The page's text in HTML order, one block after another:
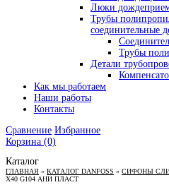
Люки
Трубы
соединительные
Трубы
Детали
Как мы работаем
Наши работы
Контакты
Сравнение Избранное
Корзина (0)
Каталог
ГЛАВНАЯ » КАТАЛОГ DANFOSS » СИФОНЫ
Х40 G104 АНИ ПЛАСТ